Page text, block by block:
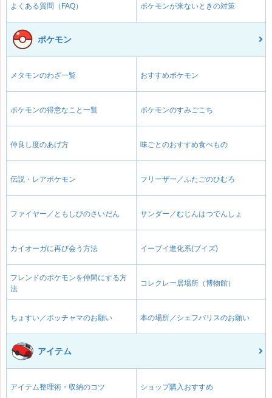
よくある質問（FAQ） ポケモンが来ないときの対策
ポケモン
メタモンのわざ一覧 おすすめポケモン
ポケモンの得意なこと一覧 ポケモンのすみごこち
仲良し度のあげ方 味ごとのおすすめ食べもの
伝説・レアポケモン フリーザー／ふたごのひむろ
ファイヤー／ともしびのさいだん サンダー／むじんはつでんしょ
カイオーガに再び会う方法 イーブイ進化系(ブイズ)
フレンドのポケモンを仲間にする方
法
コレクレー居場所（博物館）
ちょすい／ポッチャマのお願い 本の場所／シェフバリスのお願い
アイテム
アイテム整理術・収納のコツ ショップ購入おすすめ